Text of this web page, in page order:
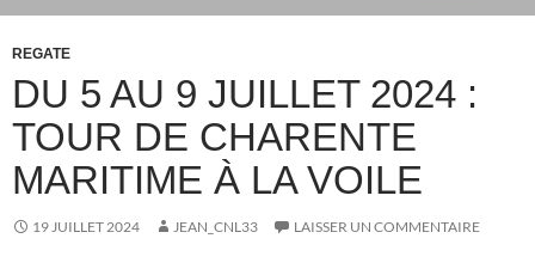
REGATE
DU 5 AU 9 JUILLET 2024 :
TOUR DE CHARENTE
MARITIME À LA VOILE
19 JUILLET 2024 JEAN_CNL33 LAISSER UN COMMENTAIRE